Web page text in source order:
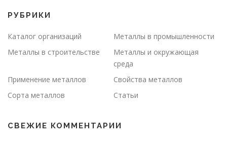
РУБРИКИ
Каталог организаций
Металлы в промышленности
Металлы в строительстве
Металлы и окружающая
среда
Применение металлов
Свойства металлов
Сорта металлов
Статьи
СВЕЖИЕ КОММЕНТАРИИ